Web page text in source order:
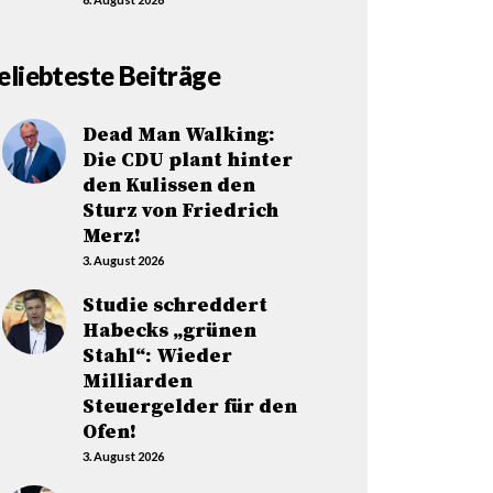
Beiträge
Dead Man Walking:
Die CDU plant hinter
den Kulissen den
Sturz von Friedrich
Merz!
3. August 2026
Studie schreddert
Habecks „grünen
Stahl“: Wieder
Milliarden
Steuergelder für den
Ofen!
3. August 2026